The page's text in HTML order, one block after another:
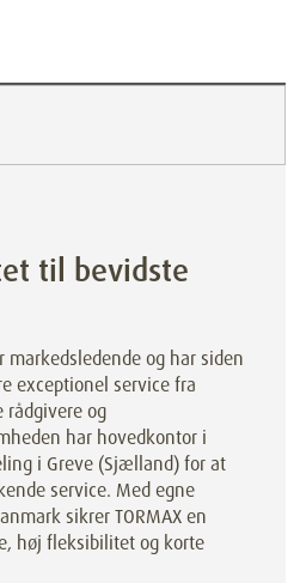
til bevidste
markedsledende og har siden
exceptionel service fra
og
har hovedkontor i
i Greve (Sjælland) for at
service. Med egne
sikrer TORMAX en
høj fleksibilitet og korte